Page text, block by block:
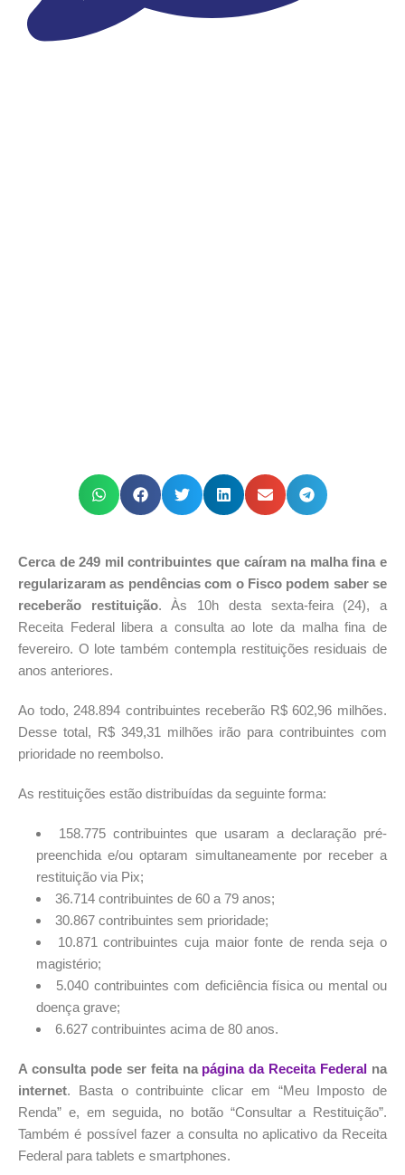
Cerca de 249 mil contribuintes que caíram na malha fina e
regularizaram as pendências com o Fisco podem saber se
receberão restituição. Às 10h desta sexta-feira (24), a
Receita Federal libera a consulta ao lote da malha fina de
fevereiro. O lote também contempla restituições residuais de
anos anteriores.
Ao todo, 248.894 contribuintes receberão R$ 602,96 milhões.
Desse total, R$ 349,31 milhões irão para contribuintes com
prioridade no reembolso.
As restituições estão distribuídas da seguinte forma:
158.775 contribuintes que usaram a declaração pré-
preenchida e/ou optaram simultaneamente por receber a
restituição via Pix;
36.714 contribuintes de 60 a 79 anos;
30.867 contribuintes sem prioridade;
10.871 contribuintes cuja maior fonte de renda seja o
magistério;
5.040 contribuintes com deficiência física ou mental ou
doença grave;
6.627 contribuintes acima de 80 anos.
A consulta pode ser feita na página da Receita Federal na
internet. Basta o contribuinte clicar em “Meu Imposto de
Renda” e, em seguida, no botão “Consultar a Restituição”.
Também é possível fazer a consulta no aplicativo da Receita
Federal para tablets e smartphones.